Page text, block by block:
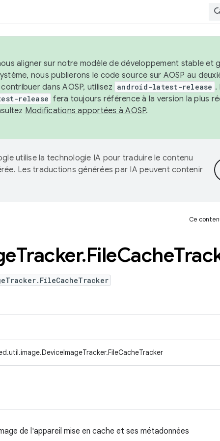
aligner sur notre modèle de développement stable et
nous publierons le code source sur AOSP au
dans AOSP, utilisez android-latest-release .
release fera toujours référence à la version la plus
Modifications apportées à AOSP.
utilise la technologie IA pour traduire le contenu
Les traductions générées par IA peuvent contenir
Ce
Tracker.FileCache
de l'appareil mise en cache et ses métadonnées